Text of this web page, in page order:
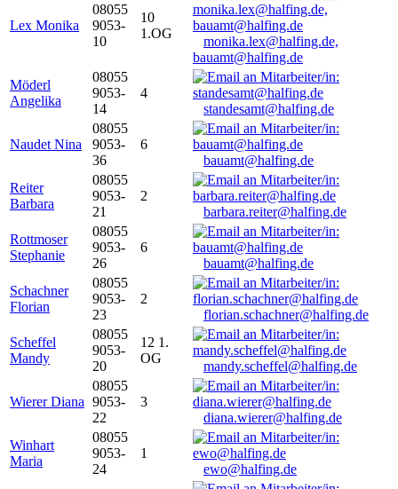
Lex Monika
08055
9053-
10
10
1.OG
monika.lex@halfing.de,
bauamt@halfing.de
Möderl
Angelika
08055
9053-
14
4
standesamt@halfing.de
Naudet Nina
08055
9053-
36
6
bauamt@halfing.de
Reiter
Barbara
08055
9053-
21
2
barbara.reiter@halfing.de
Rottmoser
Stephanie
08055
9053-
26
6
bauamt@halfing.de
Schachner
Florian
08055
9053-
23
2
florian.schachner@halfing.de
Scheffel
Mandy
08055
9053-
20
12 1.
OG
mandy.scheffel@halfing.de
Wierer Diana
08055
9053-
22
3
diana.wierer@halfing.de
Winhart
Maria
08055
9053-
24
1
ewo@halfing.de